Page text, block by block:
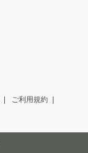
ご利用規約